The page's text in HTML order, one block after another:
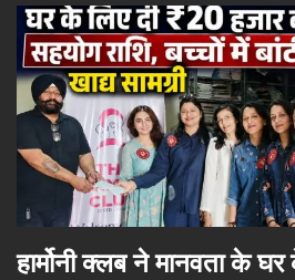
हार्मोनी क्लब ने मानवता के